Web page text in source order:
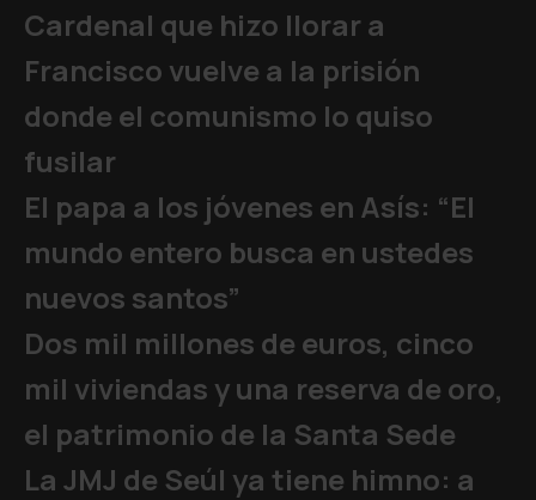
Cardenal que hizo llorar a
Francisco vuelve a la prisión
donde el comunismo lo quiso
fusilar
El papa a los jóvenes en Asís: “El
mundo entero busca en ustedes
nuevos santos”
Dos mil millones de euros, cinco
mil viviendas y una reserva de oro,
el patrimonio de la Santa Sede
La JMJ de Seúl ya tiene himno: a